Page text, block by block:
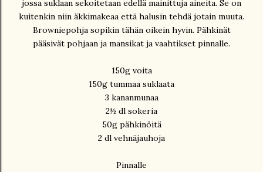
jossa suklaan sekoitetaan edellä mainittuja aineita. Se on
kuitenkin niin äkkimakeaa että halusin tehdä jotain muuta.
Browniepohja sopikin tähän oikein hyvin. Pähkinät
pääsivät pohjaan ja mansikat ja vaahtikset pinnalle.
150g voita
150g tummaa suklaata
3 kananmunaa
2½ dl sokeria
50g pähkinöitä
2 dl vehnäjauhoja
Pinnalle